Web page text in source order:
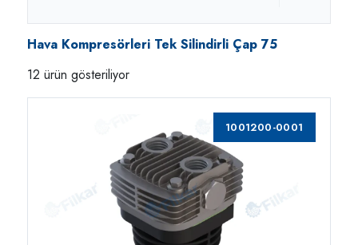
Hava Kompresörleri Tek Silindirli Çap 75
12 ürün gösteriliyor
1001200-0001